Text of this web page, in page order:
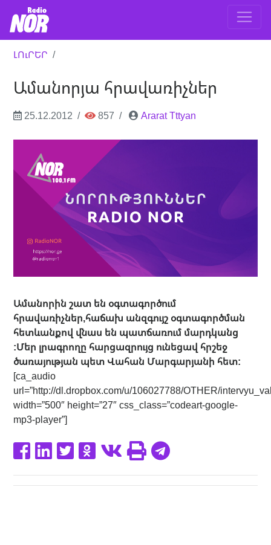
ԼՈւՐԵՐ
Ամանորյա հրավառիչներ
25.12.2012 857 Ararat Tttyan
Ամանորին շատ են օգտագործում
հրավառիչներ,հաճախ անզգույշ օգտագործման
հետևանքով վնաս են պատճառում մարդկանց
:Մեր լրագրողը հարցազրույց ունեցավ հրշեջ
ծառայության պետ Վահան Մարգարյանի հետ:
[ca_audio
url=”http://dl.dropbox.com/u/106027788/OTHER/
width=”500″ height=”27″ css_class=”codeart-google-
mp3-player”]